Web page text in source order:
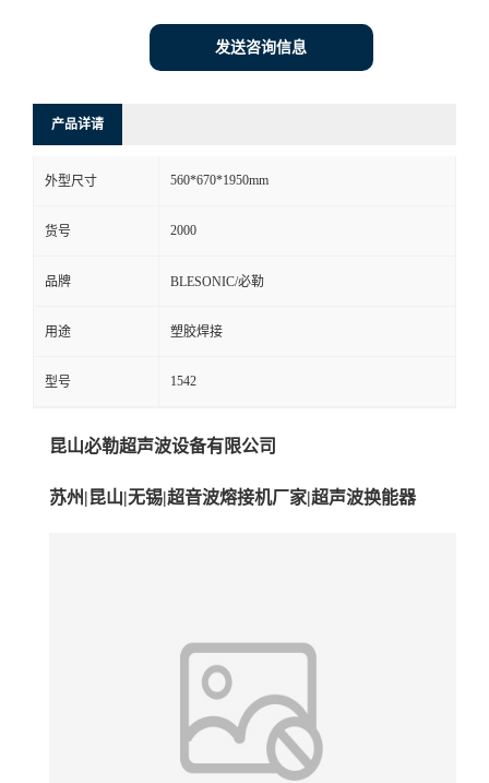
发送咨询信息
产品详请
外型尺寸 560*670*1950mm
货号 2000
品牌 BLESONIC/必勒
用途 塑胶焊接
型号 1542
昆山必勒超声波设备有限公司
苏州|昆山|无锡|超音波熔接机厂家|超声波换能器